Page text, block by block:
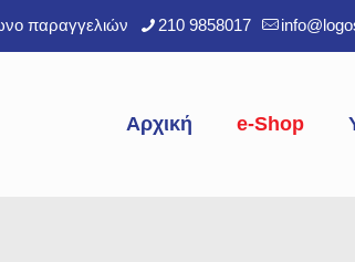
παραγγελιών 210 9858017
Αρχική e-Shop